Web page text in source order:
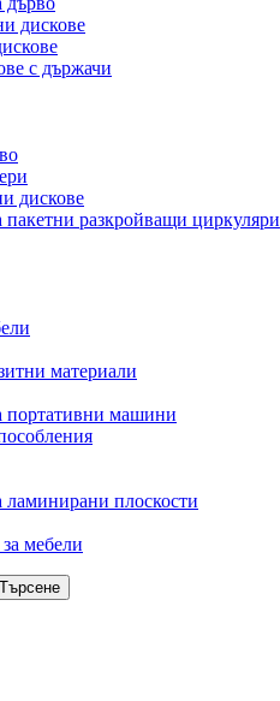
дискове
с държачи
дискове
пакетни разкройващи циркуляри
материали
портативни машини
ламинирани плоскости
мебели
Търсене